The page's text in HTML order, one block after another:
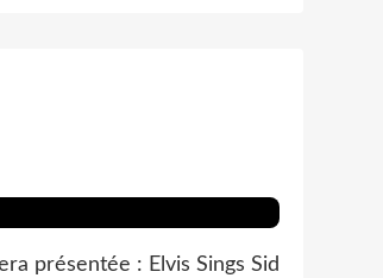
présentée : Elvis Sings Sid